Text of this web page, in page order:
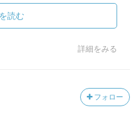
ェット：平田広明
悠一
ーマン：速水奨
ゆ希
斐田裕子
読む
詳細をみる
フォロー